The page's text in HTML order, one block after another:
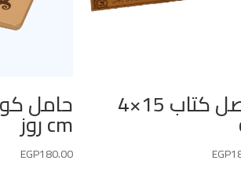
فاصل كتاب 15×4
EGP
cm روز
EGP180.00